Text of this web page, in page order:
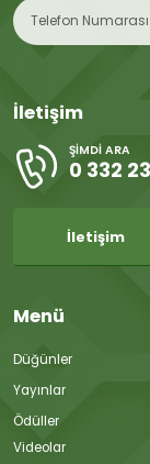
İletişim
ŞIMDI ARA
0 332
İletişim
Menü
Düğünler
Yayınlar
Ödüller
Videolar